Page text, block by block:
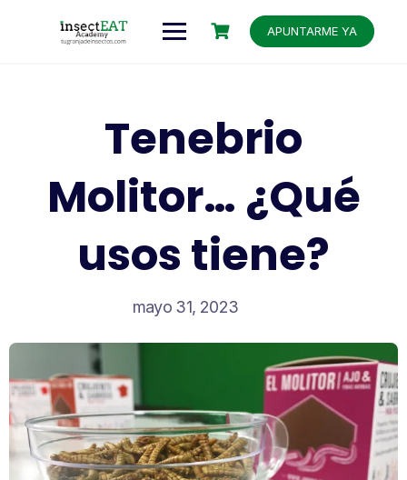
APUNTARME YA
Tenebrio
Molitor… ¿Qué
usos tiene?
mayo 31, 2023